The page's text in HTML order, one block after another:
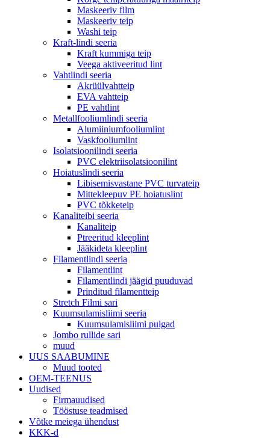
Maskeeriv film
Maskeeriv teip
Washi teip
Kraft-lindi seeria
Kraft kummiga teip
Veega aktiveeritud lint
Vahtlindi seeria
Akrüülvahtteip
EVA vahtteip
PE vahtlint
Metallfooliumlindi seeria
Alumiiniumfooliumlint
Vaskfooliumlint
Isolatsioonilindi seeria
PVC elektriisolatsioonilint
Hoiatuslindi seeria
Libisemisvastane PVC turvateip
Mittekleepuv PE hoiatuslint
PVC tõkketeip
Kanaliteibi seeria
Kanaliteip
Ptreeritud kleeplint
Jääkideta kleeplint
Filamentlindi seeria
Filamentlint
Filamentlindi jäägid puuduvad
Prinditud filamentteip
Stretch Filmi sari
Kuumsulamisliimi seeria
Kuumsulamisliimi pulgad
Jombo rullide sari
muud
UUS SAABUMINE
Muud tooted
OEM-TEENUS
Uudised
Firmauudised
Tööstuse teadmised
Võtke meiega ühendust
KKK-d